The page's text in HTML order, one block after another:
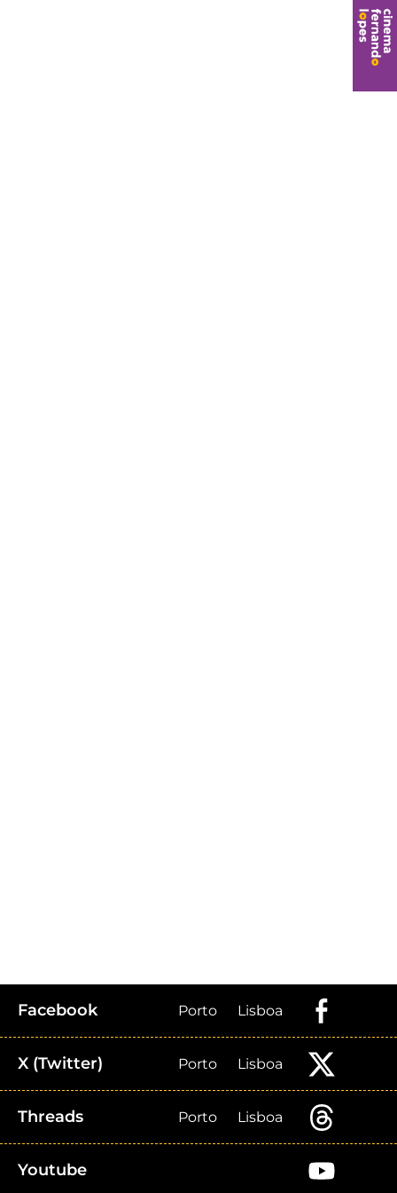
Facebook Porto Lisboa
X (Twitter) Porto Lisboa
Threads Porto Lisboa
Youtube